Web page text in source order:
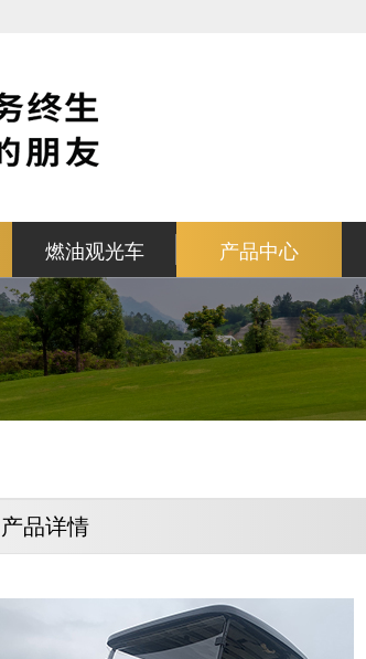
燃油观光车 产品中心
产品详情